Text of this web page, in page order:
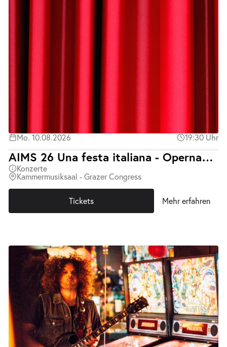
Mo. 10.08.2026 19:30 Uhr
AIMS 26 Una festa italiana - Opernabend mit Klavierbegleitung
Konzerte
Kammermusiksaal - Grazer Congress
Tickets Mehr erfahren